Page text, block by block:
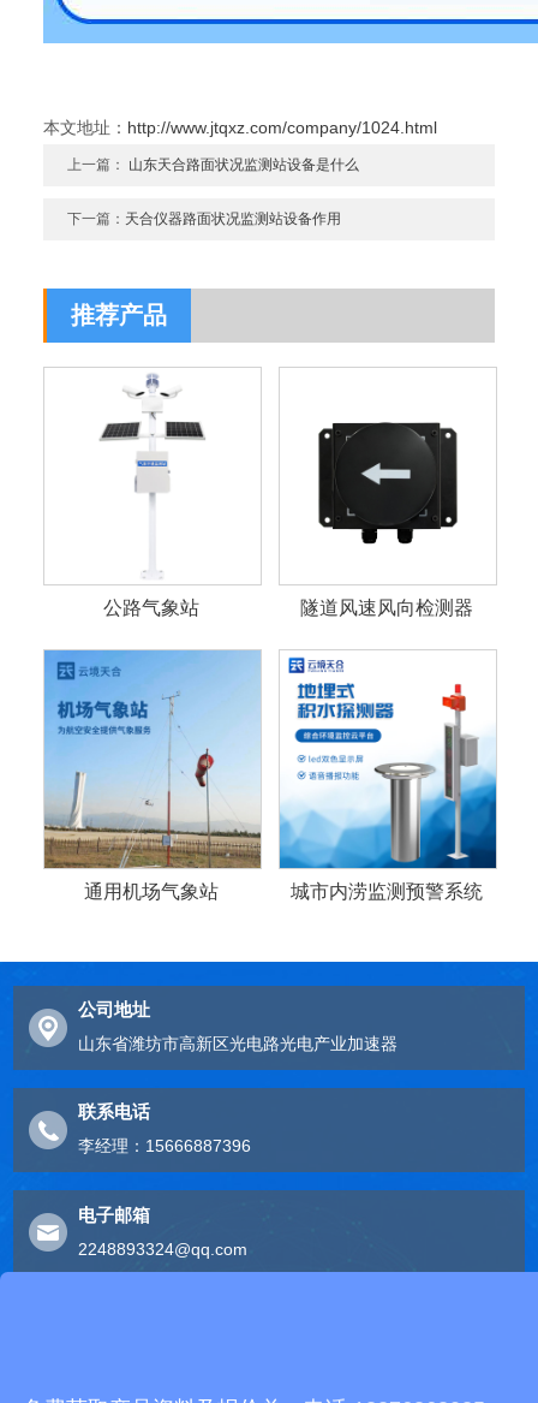
本文地址： http://www.jtqxz.com/company/1024.html
上一篇： 山东天合路面状况监测站设备是什么
下一篇： 天合仪器路面状况监测站设备作用
推荐产品
公路气象站 隧道风速风向检测器
通用机场气象站 城市内涝监测预警系统
公司地址
山东省潍坊市高新区光电路光电产业加速器
联系电话
李经理：15666887396
电子邮箱
2248893324@qq.com